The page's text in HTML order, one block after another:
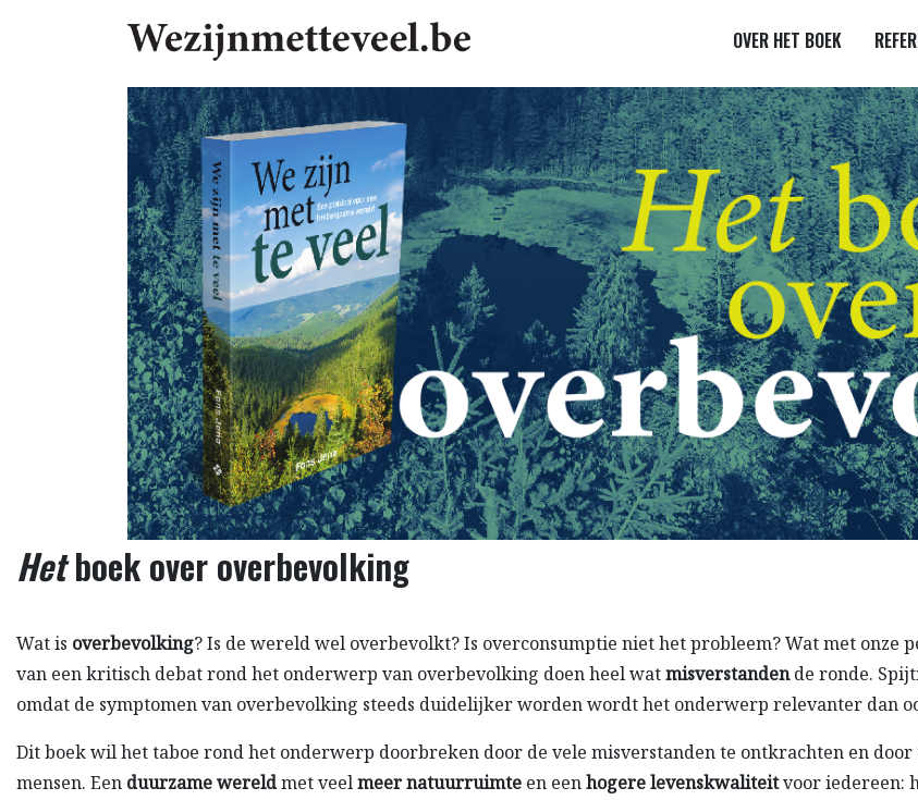
OVER HET BOEK
Search for:
Hetboek over overbevolking
Wat is overbevolking? Is de wereld wel overbevolkt? Is overconsumptie niet het probleem? Wat met onze
van een kritisch debat rond het onderwerp van overbevolking doen heel watmisverstandende ronde.
omdat de symptomen van overbevolking steeds duidelijker worden wordt het onderwerp relevanter dan
Dit boek wil het taboe rond het onderwerp doorbreken door de vele misverstanden te ontkrachten en
mensen. Een duurzame wereldmet veelmeer natuurruimte en eenhogere levenskwaliteitvoor iedereen: